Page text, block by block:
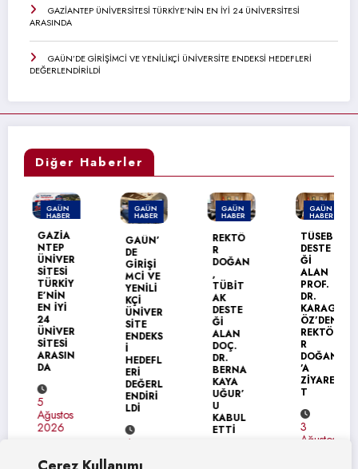
GAZİANTEP ÜNİVERSİTESİ TÜRKİYE’NİN EN İYİ 24 ÜNİVERSİTESİ
ARASINDA
GAÜN’DE GİRİŞİMCİ VE YENİLİKÇİ ÜNİVERSİTE ENDEKSİ HEDEFLERİ
DEĞERLENDİRİLDİ
Diğer Haberler
GAÜN
HABER
MANŞET
GAZİA
NTEP
ÜNİVER
SİTESİ
TÜRKİY
E’NİN
EN İYİ
24
ÜNİVER
SİTESİ
ARASIN
DA
Ağustos
2026
GAÜN
HABER
GAÜN’
DE
GİRİŞİ
MCİ VE
YENİLİ
KÇİ
ÜNİVER
SİTE
ENDEKS
HEDEFL
ERİ
DEĞERL
ENDİRİ
LDİ
GAÜN
HABER
REKTÖ
DOĞAN
TÜBİT
AK
DESTE
Ğİ
ALAN
DOÇ.
DR.
BERNA
KAYA
UĞUR’
KABUL
ETTİ
GAÜN
HABER
TÜSEB
DESTE
Ğİ
ALAN
PROF.
DR.
KARAG
ÖZ’DEN
REKTÖ
DOĞAN
ZİYARE
Ağustos